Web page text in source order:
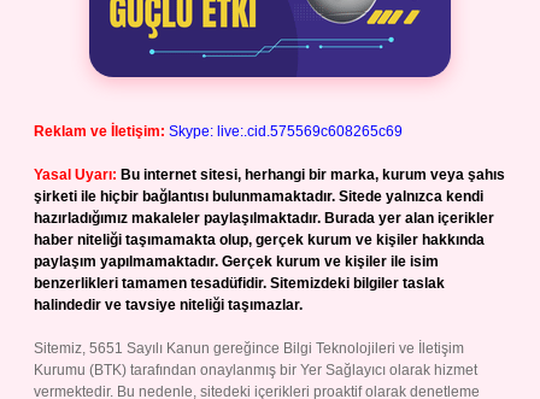
Reklam ve İletişim: Skype: live:.cid.575569c608265c69
Yasal Uyarı: Bu internet sitesi, herhangi bir marka, kurum veya şahıs
şirketi ile hiçbir bağlantısı bulunmamaktadır. Sitede yalnızca kendi
hazırladığımız makaleler paylaşılmaktadır. Burada yer alan içerikler
haber niteliği taşımamakta olup, gerçek kurum ve kişiler hakkında
paylaşım yapılmamaktadır. Gerçek kurum ve kişiler ile isim
benzerlikleri tamamen tesadüfidir. Sitemizdeki bilgiler taslak
halindedir ve tavsiye niteliği taşımazlar.
Sitemiz, 5651 Sayılı Kanun gereğince Bilgi Teknolojileri ve İletişim
Kurumu (BTK) tarafından onaylanmış bir Yer Sağlayıcı olarak hizmet
vermektedir. Bu nedenle, sitedeki içerikleri proaktif olarak denetleme